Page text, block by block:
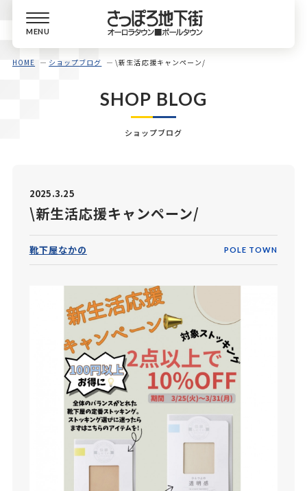
MENU
HOME ショップブログ \新生活応援キャンペーン/
SHOP BLOG
ショップブログ
2025.3.25
\新生活応援キャンペーン/
靴下屋なかの POLE TOWN